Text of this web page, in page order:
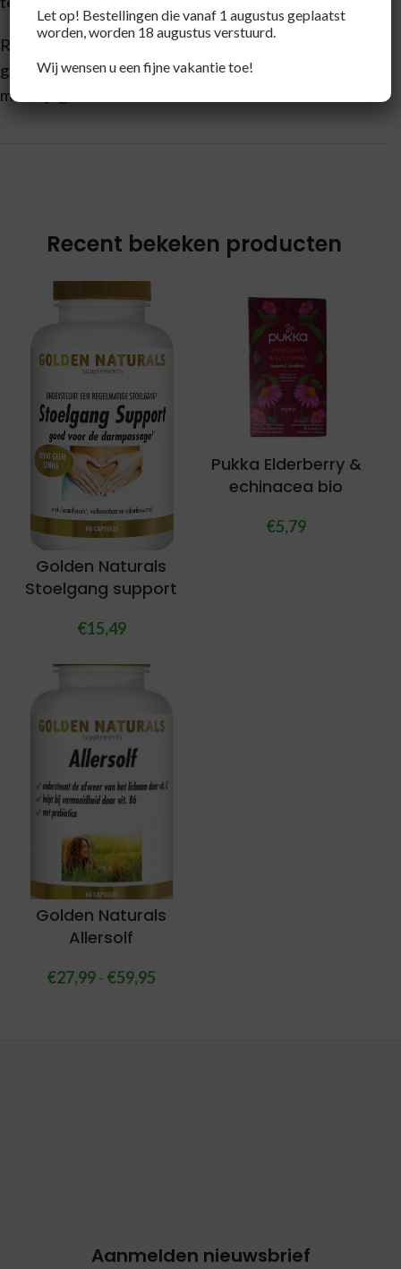
Raadpleeg een deskundige alvorens supplementen te
gebruiken in geval van zwangerschap, lactatie,
medicijngebruik en ziekte.
Recent bekeken producten
Golden Naturals
Stoelgang support
€15,49
Pukka Elderberry &
echinacea bio
€5,79
Golden Naturals
Allersolf
€27,99- €59,95
Aanmelden nieuwsbrief
Let op! Bestellingen die vanaf 1 augustus geplaatst
worden, worden 18 augustus verstuurd.
Wij wensen u een fijne vakantie toe!